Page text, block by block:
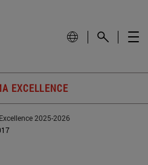
EXCELLENCE
Excellence 2025-2026